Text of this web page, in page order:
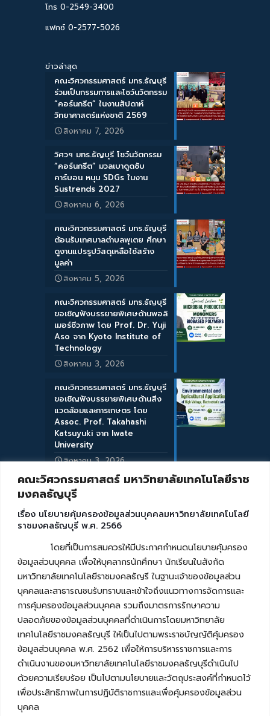
คณะวิศวกรรมศาสตร์ มหาวิทยาลัยเทคโนโลยีราช
มงคลธัญบุรี
เรื่อง นโยบายคุ้มครองข้อมูลส่วนบุคคลมหาวิทยาลัยเทคโนโลยี
ราชมงคลธัญบุรี พ.ศ. 2566
โดยที่เป็นการสมควรให้มีประกาศกำหนดนโยบายคุ้มครอง
ข้อมูลส่วนบุคคล เพื่อให้บุคลากรนักศึกษา นักเรียนในสังกัด
มหาวิทยาลัยเทคโนโลยีราชมงคลธัญรี ในฐานะเจ้าของข้อมูลส่วน
บุคคลและสาธารณชนรับทราบและเข้าใจถึงแนวทางการจัดการและ
การคุ้มครองข้อมูลส่วนบุคคล รวมถึงมาตรการรักษาความ
ปลอดภัยของข้อมูลส่วนบุคคลที่ดำเนินการโดยมหาวิทยาลัย
เทคโนโลยีราชมงคลธัญบุรี ให้เป็นไปตามพระราชบัญญัติคุ้มครอง
ข้อมูลส่วนบุคคล พ.ศ. 2562 เพื่อให้การบริหารราชการและการ
ดำเนินงานของมหาวิทยาลัยเทคโนโลยีราชมงคลธัญบุรีดำเนินไป
ด้วยความเรียบร้อย เป็นไปตามนโยบายและวัตถุประสงค์ที่กำหนดไว้
เพื่อประสิทธิภาพในการปฏิบัติราชการและเพื่อคุ้มครองข้อมูลส่วน
บุคคล
โทร 0-2549-3400
แฟกซ์ 0-2577-5026
ข่าวล่าสุด
คณะวิศวกรรมศาสตร์ มทร.ธัญบุรี
ร่วมเป็นกรรมการและโชว์นวัตกรรม
“คอร์นกรีต” ในงานสัปดาห์
วิทยาศาสตร์แห่งชาติ 2569
สิงหาคม 7, 2026
วิศวฯ มทร.ธัญบุรี โชว์นวัตกรรม
“คอร์นกรีต” มวลเบาดูดซับ
คาร์บอน หนุน SDGs ในงาน
Sustrends 2027
สิงหาคม 6, 2026
คณะวิศวกรรมศาสตร์ มทร.ธัญบุรี
ต้อนรับเทศบาลตำบลพุเตย ศึกษา
ดูงานแปรรูปวัสดุเหลือใช้สร้าง
มูลค่า
สิงหาคม 5, 2026
คณะวิศวกรรมศาสตร์ มทร.ธัญบุรี
ขอเชิญฟังบรรยายพิเศษด้านพอลิ
เมอร์ชีวภาพ โดย Prof. Dr. Yuji
Aso จาก Kyoto Institute of
Technology
สิงหาคม 3, 2026
คณะวิศวกรรมศาสตร์ มทร.ธัญบุรี
ขอเชิญฟังบรรยายพิเศษด้านสิ่ง
แวดล้อมและการเกษตร โดย
Assoc. Prof. Takahashi
Katsuyuki จาก Iwate
University
สิงหาคม 3, 2026